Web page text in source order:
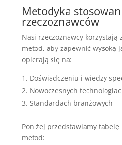
Metodyka
rzeczoznawców
Nasi rzeczoznawcy korzystają
metod, aby zapewnić wysoką
opierają się na:
Doświadczeniu i wiedzy
Nowoczesnych
Standardach branżowych
Poniżej przedstawiamy
metod: